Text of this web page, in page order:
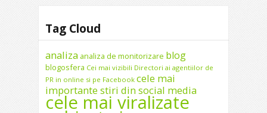
Tag Cloud
analiza analiza de monitorizare blog
blogosfera Cei mai vizibili Directori ai agentiilor de
PR in online si pe Facebook cele mai
importante stiri din social media
cele mai viralizate